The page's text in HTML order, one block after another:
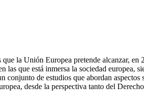
la Unión Europea pretende alcanzar,
que está inmersa la sociedad europea,
conjunto de estudios que abordan
desde la perspectiva tanto del